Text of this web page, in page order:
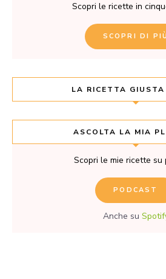
Scopri le ricette in
SCOPRI DI PIÙ
LA RICETTA GIUSTA
ASCOLTA LA MIA
Scopri le mie ricette su
PODCAST
Anche su